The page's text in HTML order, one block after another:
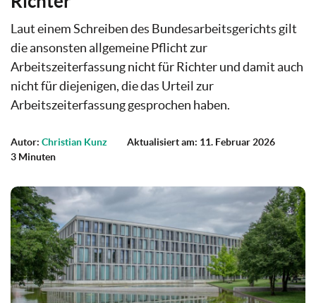
Laut einem Schreiben des Bundesarbeitsgerichts gilt
die ansonsten allgemeine Pflicht zur
Arbeitszeiterfassung nicht für Richter und damit auch
nicht für diejenigen, die das Urteil zur
Arbeitszeiterfassung gesprochen haben.
Autor: Christian Kunz
Aktualisiert am: 11. Februar 2026
3 Minuten